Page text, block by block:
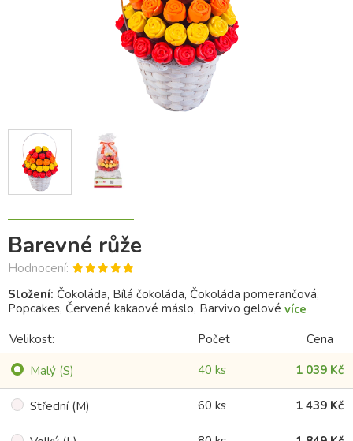
Barevné růže
Hodnocení:
Složení: Čokoláda, Bílá čokoláda, Čokoláda pomerančová,
Popcakes, Červené kakaové máslo, Barvivo gelové více
Velikost:
Počet
Cena
Malý (S)
40 ks 1 039 Kč
Střední (M) 60 ks 1 439 Kč